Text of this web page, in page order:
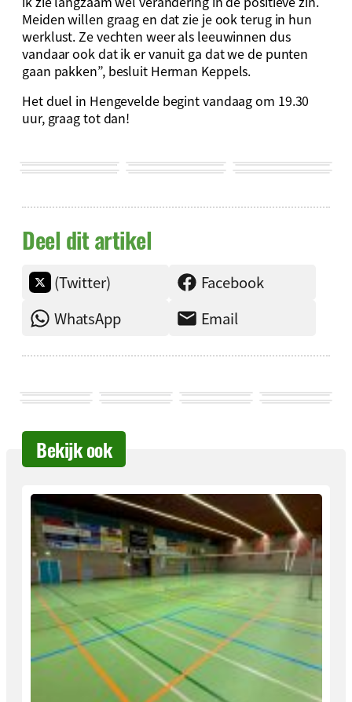
Meiden willen graag en dat zie je ook terug in hun
werklust. Ze vechten weer als leeuwinnen dus
vandaar ook dat ik er vanuit ga dat we de punten
gaan pakken”, besluit Herman Keppels.
Het duel in Hengevelde begint vandaag om 19.30
uur, graag tot dan!
Deel dit artikel
(Twitter)
Facebook
WhatsApp
Email
Bekijk ook